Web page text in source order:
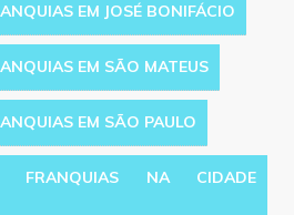
EM JOSÉ BONIFÁCIO
EM SÃO MATEUS
EM SÃO PAULO
FRANQUIAS NA CIDADE